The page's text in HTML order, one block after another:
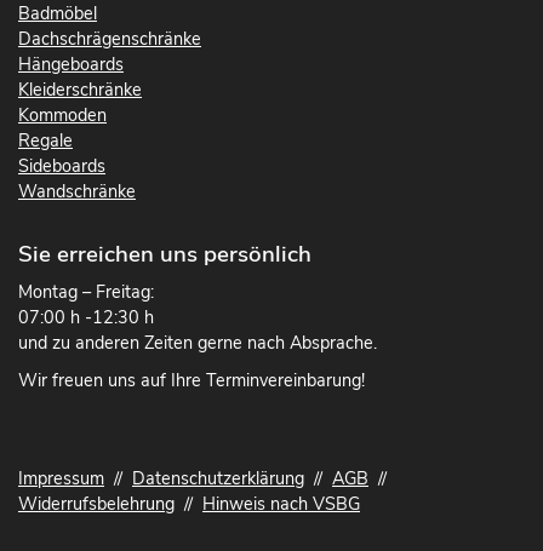
Badmöbel
Dachschrägenschränke
Hängeboards
Kleiderschränke
Kommoden
Regale
Sideboards
Wandschränke
Sie erreichen uns persönlich
Montag – Freitag:
07:00 h -12:30 h
und zu anderen Zeiten gerne nach Absprache.
Wir freuen uns auf Ihre Terminvereinbarung!
Impressum // Datenschutzerklärung // AGB //
Widerrufsbelehrung // Hinweis nach VSBG